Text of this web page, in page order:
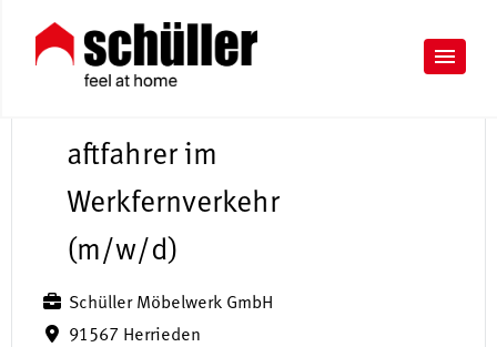
aftfahrer im
Werkfernverkehr
(m/w/d)
Schüller Möbelwerk GmbH
91567 Herrieden